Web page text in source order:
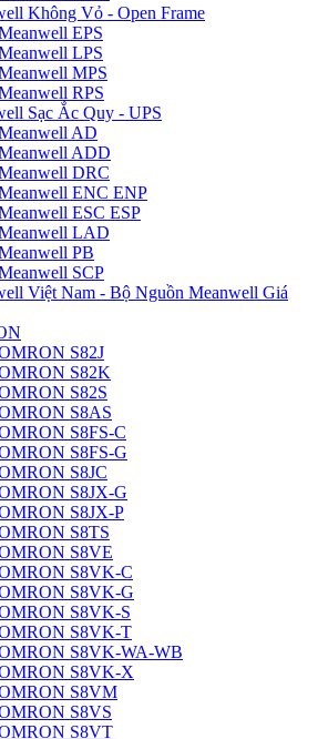
Không Vỏ - Open Frame
EPS
LPS
MPS
RPS
Sạc Ắc Quy - UPS
AD
ADD
DRC
ENC ENP
ESC ESP
LAD
PB
SCP
Việt Nam - Bộ Nguồn Meanwell Giá
S82J
S82K
S82S
S8AS
S8FS-C
S8FS-G
S8JC
S8JX-G
S8JX-P
S8TS
S8VE
S8VK-C
S8VK-G
S8VK-S
S8VK-T
S8VK-WA-WB
S8VK-X
S8VM
S8VS
S8VT